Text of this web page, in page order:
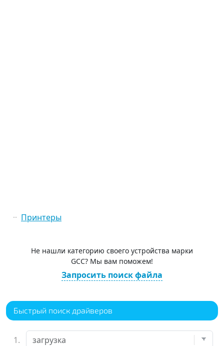
Принтеры
Не нашли категорию своего устройства марки
GCC? Мы вам поможем!
Запросить поиск файла
Быстрый поиск драйверов
1.